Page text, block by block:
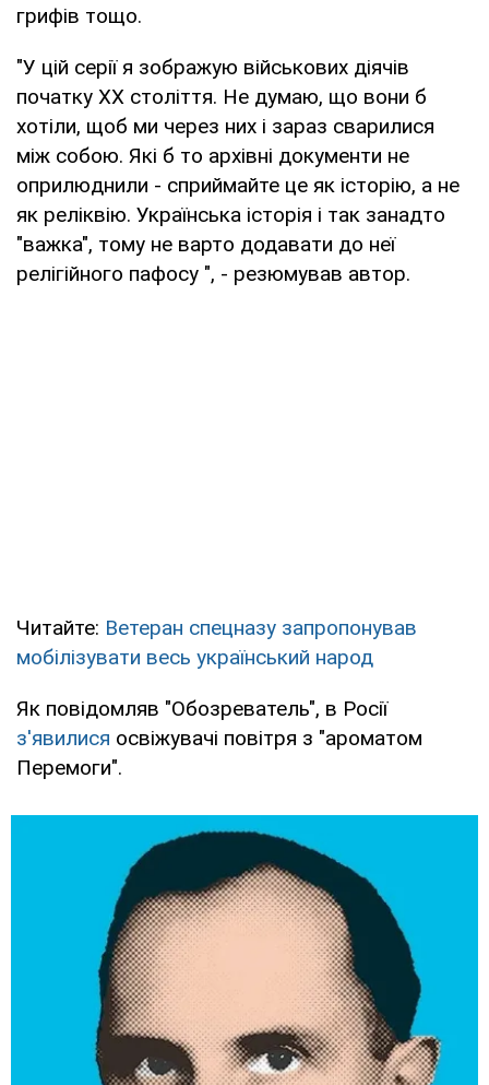
грифів тощо.
"У цій серії я зображую військових діячів
початку ХХ століття. Не думаю, що вони б
хотіли, щоб ми через них і зараз сварилися
між собою. Які б то архівні документи не
оприлюднили - сприймайте це як історію, а не
як реліквію. Українська історія і так занадто
"важка", тому не варто додавати до неї
релігійного пафосу ", - резюмував автор.
Читайте: Ветеран спецназу запропонував
мобілізувати весь український народ
Як повідомляв "Обозреватель", в Росії
з'явилися освіжувачі повітря з "ароматом
Перемоги".